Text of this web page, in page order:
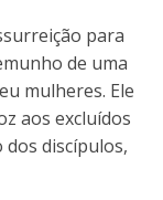
para
de uma
mulheres. Ele
aos excluídos
dos discípulos,